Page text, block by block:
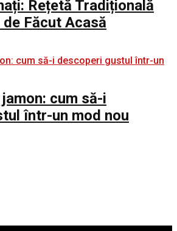
Rețetă Tradițională
Făcut Acasă
cum să-i
într-un mod nou